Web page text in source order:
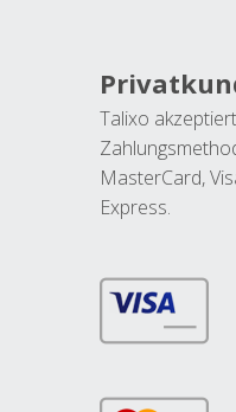
Talixo
MasterCard,
Express.